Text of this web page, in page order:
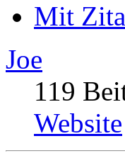
Mit
Joe
119
Website